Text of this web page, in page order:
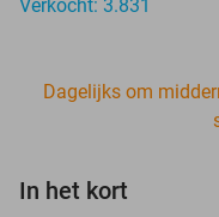
Verkocht: 3.831
Dagelijks om
In het kort